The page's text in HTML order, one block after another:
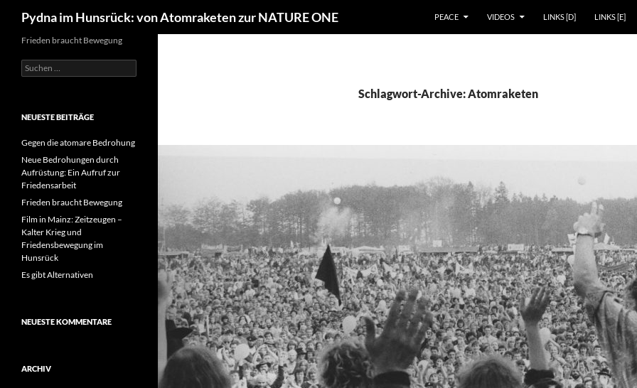
Pydna im Hunsrück: von Atomraketen zur NATURE ONE
PEACE
VIDEOS LINKS [D] LINKS [E]
Schlagwort-Archive: Atomraketen
Frieden braucht Bewegung
Suchen
nach:
NEUESTE BEITRÄGE
Gegen die atomare Bedrohung
Neue Bedrohungen durch
Aufrüstung: Ein Aufruf zur
Friedensarbeit
Frieden braucht Bewegung
Film in Mainz: Zeitzeugen –
Kalter Krieg und
Friedensbewegung im
Hunsrück
Es gibt Alternativen
NEUESTE KOMMENTARE
ARCHIV